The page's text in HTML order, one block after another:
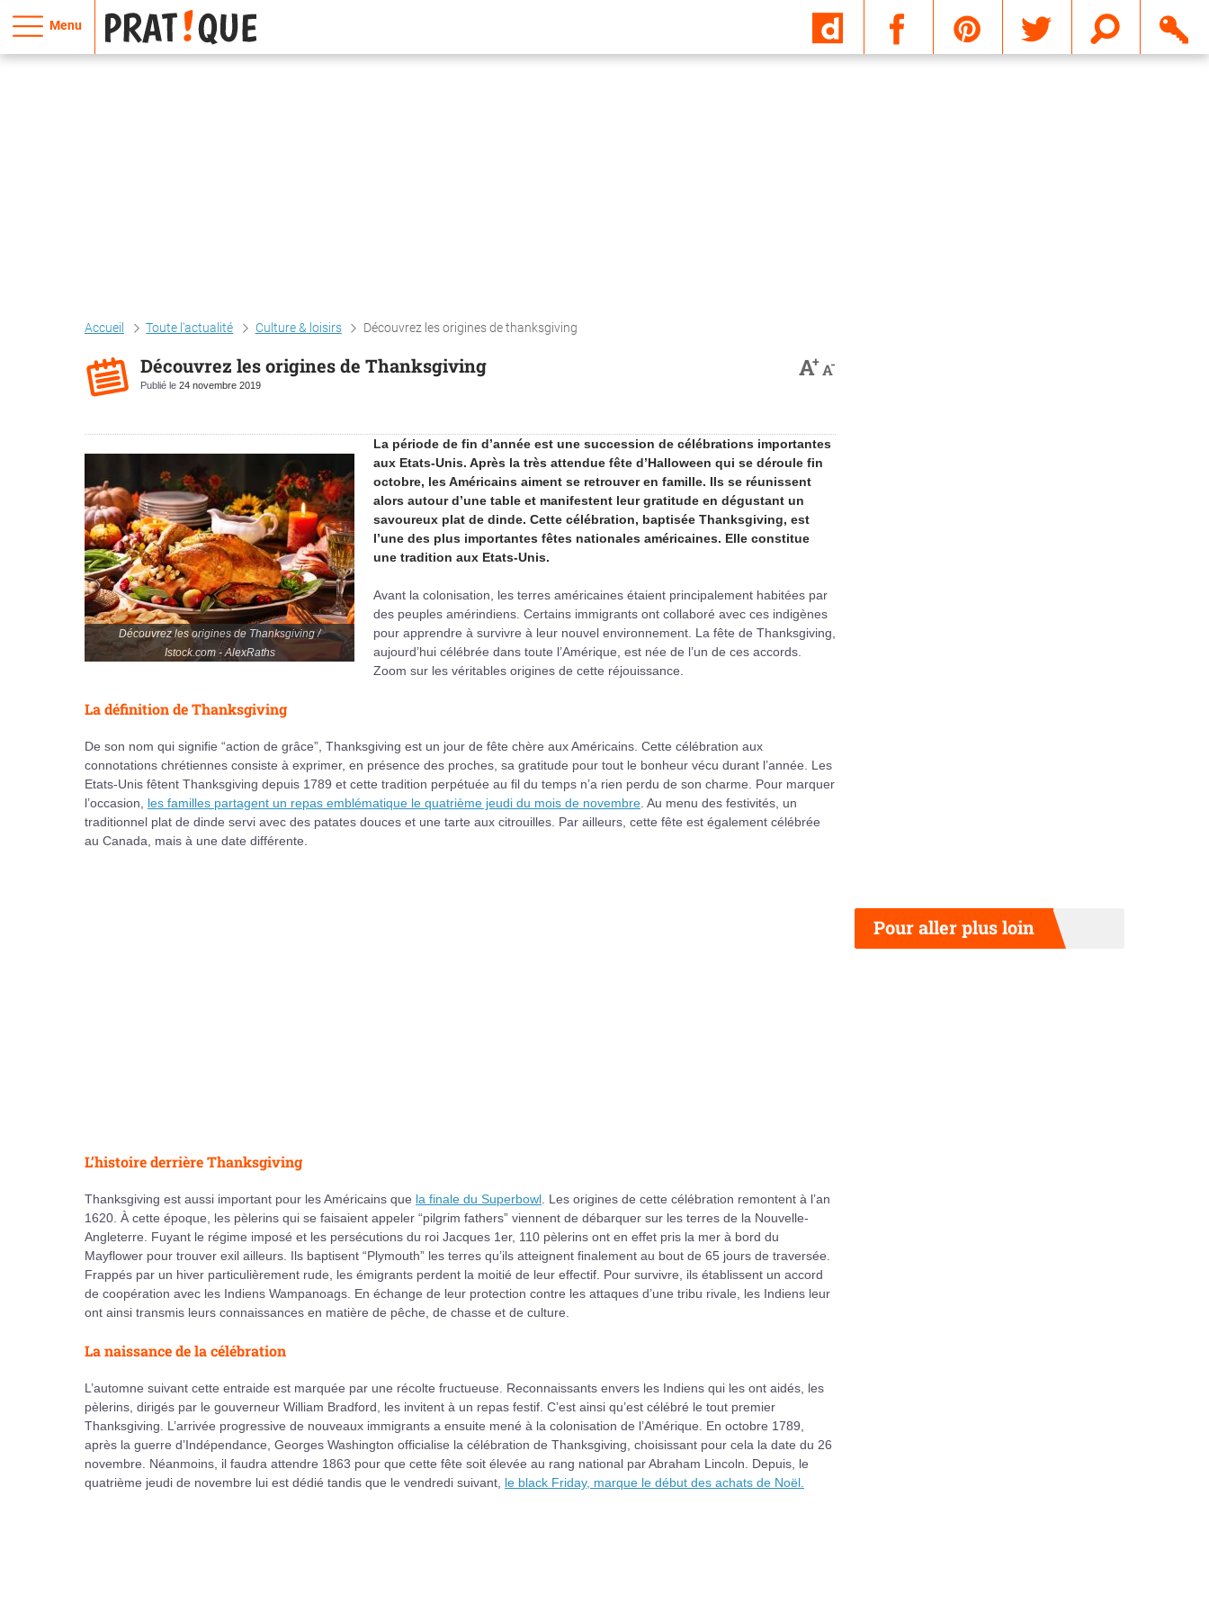
Menu
Accueil Toute l'actualité Culture & loisirs Découvrez les origines de thanksgiving
Découvrez les origines de Thanksgiving
Publié le 24 novembre 2019
A+A-
Découvrez les origines de Thanksgiving /
Istock.com - AlexRaths
La période de fin d’année est une succession de célébrations importantes
aux Etats-Unis. Après la très attendue fête d’Halloween qui se déroule fin
octobre, les Américains aiment se retrouver en famille. Ils se réunissent
alors autour d’une table et manifestent leur gratitude en dégustant un
savoureux plat de dinde. Cette célébration, baptisée Thanksgiving, est
l’une des plus importantes fêtes nationales américaines. Elle constitue
une tradition aux Etats-Unis.
Avant la colonisation, les terres américaines étaient principalement habitées par
des peuples amérindiens. Certains immigrants ont collaboré avec ces indigènes
pour apprendre à survivre à leur nouvel environnement. La fête de Thanksgiving,
aujourd’hui célébrée dans toute l’Amérique, est née de l’un de ces accords.
Zoom sur les véritables origines de cette réjouissance.
La définition de Thanksgiving
De son nom qui signifie “action de grâce”, Thanksgiving est un jour de fête chère aux Américains. Cette célébration aux
connotations chrétiennes consiste à exprimer, en présence des proches, sa gratitude pour tout le bonheur vécu durant l’année. Les
Etats-Unis fêtent Thanksgiving depuis 1789 et cette tradition perpétuée au fil du temps n’a rien perdu de son charme. Pour marquer
l’occasion, les familles partagent un repas emblématique le quatrième jeudi du mois de novembre . Au menu des festivités, un
traditionnel plat de dinde servi avec des patates douces et une tarte aux citrouilles. Par ailleurs, cette fête est également célébrée
au Canada, mais à une date différente.
L’histoire derrière Thanksgiving
Thanksgiving est aussi important pour les Américains que la finale du Superbowl . Les origines de cette célébration remontent à l’an
1620. À cette époque, les pèlerins qui se faisaient appeler “pilgrim fathers” viennent de débarquer sur les terres de la Nouvelle-
Angleterre. Fuyant le régime imposé et les persécutions du roi Jacques 1er, 110 pèlerins ont en effet pris la mer à bord du
Mayflower pour trouver exil ailleurs. Ils baptisent “Plymouth” les terres qu’ils atteignent finalement au bout de 65 jours de traversée.
Frappés par un hiver particulièrement rude, les émigrants perdent la moitié de leur effectif. Pour survivre, ils établissent un accord
de coopération avec les Indiens Wampanoags. En échange de leur protection contre les attaques d’une tribu rivale, les Indiens leur
ont ainsi transmis leurs connaissances en matière de pêche, de chasse et de culture.
La naissance de la célébration
L’automne suivant cette entraide est marquée par une récolte fructueuse. Reconnaissants envers les Indiens qui les ont aidés, les
pèlerins, dirigés par le gouverneur William Bradford, les invitent à un repas festif. C’est ainsi qu’est célébré le tout premier
Thanksgiving. L’arrivée progressive de nouveaux immigrants a ensuite mené à la colonisation de l’Amérique. En octobre 1789,
après la guerre d’Indépendance, Georges Washington officialise la célébration de Thanksgiving, choisissant pour cela la date du 26
novembre. Néanmoins, il faudra attendre 1863 pour que cette fête soit élevée au rang national par Abraham Lincoln. Depuis, le
quatrième jeudi de novembre lui est dédié tandis que le vendredi suivant, le black Friday, marque le début des achats de Noël.
Pour aller plus loin